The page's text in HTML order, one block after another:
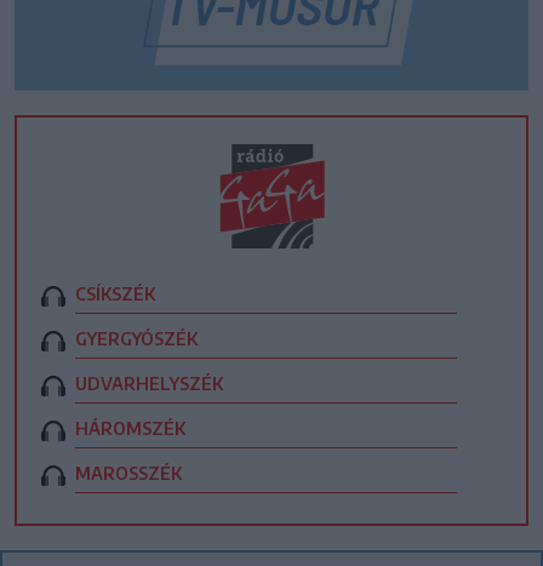
CSÍKSZÉK
GYERGYÓSZÉK
UDVARHELYSZÉK
HÁROMSZÉK
MAROSSZÉK